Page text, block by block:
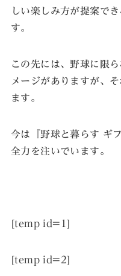
しい楽しみ方が提案で
す。
この先には、野球に限
メージがありますが、
ます。
今は『野球と暮らす ギ
全力を注いでいます。
[temp id=1]
[temp id=2]